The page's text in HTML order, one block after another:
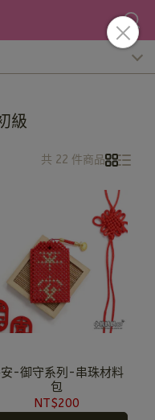
級
共 22 件商品
-御守系列-串珠材料
包
NT$200